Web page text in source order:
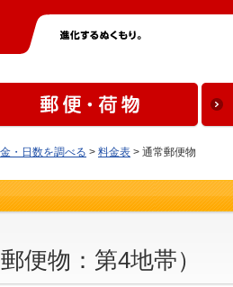
・日数を調べる > 料金表 > 通常郵便物
便物：第4地帯）